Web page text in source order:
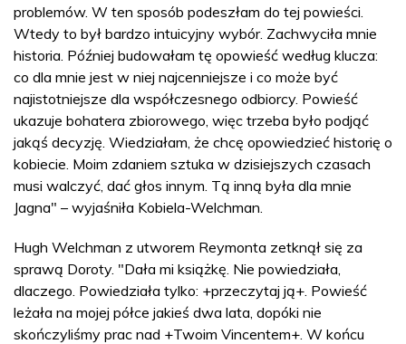
problemów. W ten sposób podeszłam do tej powieści.
Wtedy to był bardzo intuicyjny wybór. Zachwyciła mnie
historia. Później budowałam tę opowieść według klucza:
co dla mnie jest w niej najcenniejsze i co może być
najistotniejsze dla współczesnego odbiorcy. Powieść
ukazuje bohatera zbiorowego, więc trzeba było podjąć
jakąś decyzję. Wiedziałam, że chcę opowiedzieć historię o
kobiecie. Moim zdaniem sztuka w dzisiejszych czasach
musi walczyć, dać głos innym. Tą inną była dla mnie
Jagna" – wyjaśniła Kobiela-Welchman.
Hugh Welchman z utworem Reymonta zetknął się za
sprawą Doroty. "Dała mi książkę. Nie powiedziała,
dlaczego. Powiedziała tylko: +przeczytaj ją+. Powieść
leżała na mojej półce jakieś dwa lata, dopóki nie
skończyliśmy prac nad +Twoim Vincentem+. W końcu